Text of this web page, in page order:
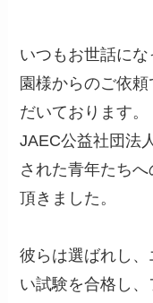
いつもお世話に
園様からのご依
だいております。
JAEC公益社団法
された青年たち
頂きました。
彼らは選ばれし
い試験を合格し